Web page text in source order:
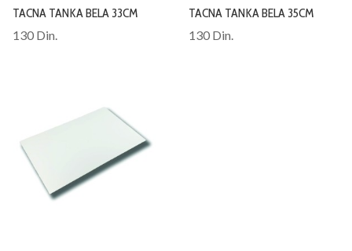
TACNA TANKA BELA 33CM
130 Din.
TACNA TANKA BELA 35CM
130 Din.